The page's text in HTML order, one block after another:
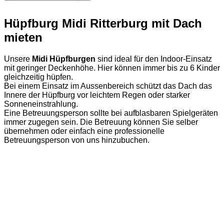
Hüpfburg Midi Ritterburg mit Dach
mieten
Unsere Midi Hüpfburgen sind ideal für den Indoor-Einsatz
mit geringer Deckenhöhe. Hier können immer bis zu 6 Kinder
gleichzeitig hüpfen.
Bei einem Einsatz im Aussenbereich schützt das Dach das
Innere der Hüpfburg vor leichtem Regen oder starker
Sonneneinstrahlung.
Eine Betreuungsperson sollte bei aufblasbaren Spielgeräten
immer zugegen sein. Die Betreuung können Sie selber
übernehmen oder einfach eine professionelle
Betreuungsperson von uns hinzubuchen.